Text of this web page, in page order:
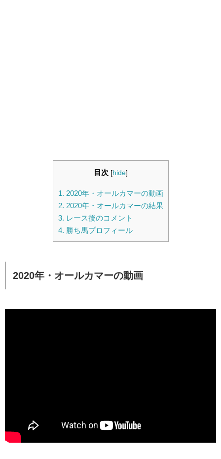
目次 [hide]
1. 2020年・オールカマーの動画
2. 2020年・オールカマーの結果
3. レース後のコメント
4. 勝ち馬プロフィール
2020年・オールカマーの動画